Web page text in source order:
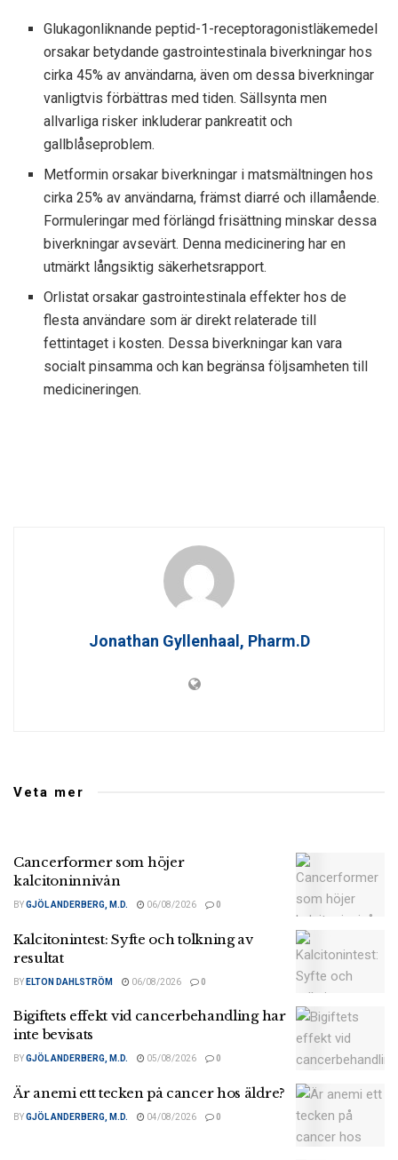
Glukagonliknande peptid-1-receptoragonistläkemedel
orsakar betydande gastrointestinala biverkningar hos
cirka 45% av användarna, även om dessa biverkningar
vanligtvis förbättras med tiden. Sällsynta men
allvarliga risker inkluderar pankreatit och
gallblåseproblem.
Metformin orsakar biverkningar i matsmältningen hos
cirka 25% av användarna, främst diarré och illamående.
Formuleringar med förlängd frisättning minskar dessa
biverkningar avsevärt. Denna medicinering har en
utmärkt långsiktig säkerhetsrapport.
Orlistat orsakar gastrointestinala effekter hos de
flesta användare som är direkt relaterade till
fettintaget i kosten. Dessa biverkningar kan vara
socialt pinsamma och kan begränsa följsamheten till
medicineringen.
Jonathan Gyllenhaal, Pharm.D
Veta mer
Cancerformer som höjer
kalcitoninnivån
BYGJÖL ANDERBERG, M.D. 06/08/2026 0
Kalcitonintest: Syfte och tolkning av
resultat
BY ELTON DAHLSTRÖM 06/08/2026 0
Bigiftets effekt vid cancerbehandling har
inte bevisats
BYGJÖL ANDERBERG, M.D. 05/08/2026 0
Är anemi ett tecken på cancer hos äldre?
BYGJÖL ANDERBERG, M.D. 04/08/2026 0